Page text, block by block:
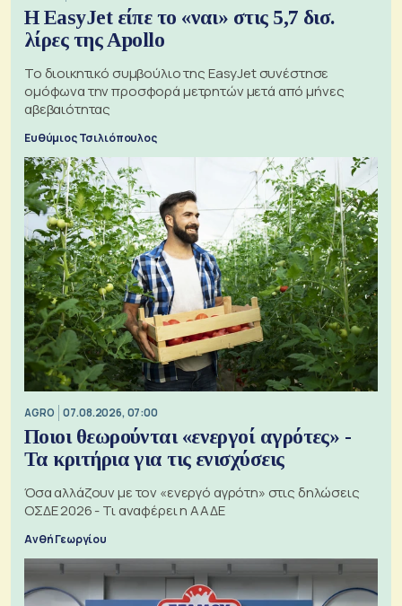
Η EasyJet είπε το «ναι» στις 5,7 δισ.
λίρες της Apollo
Το διοικητικό συμβούλιο της EasyJet συνέστησε
ομόφωνα την προσφορά μετρητών μετά από μήνες
αβεβαιότητας
Ευθύμιος Τσιλιόπουλος
AGRO 07.08.2026, 07:00
Ποιοι θεωρούνται «ενεργοί αγρότες» -
Τα κριτήρια για τις ενισχύσεις
Όσα αλλάζουν με τον «ενεργό αγρότη» στις δηλώσεις
ΟΣΔΕ 2026 - Τι αναφέρει η ΑΑΔΕ
Ανθή Γεωργίου